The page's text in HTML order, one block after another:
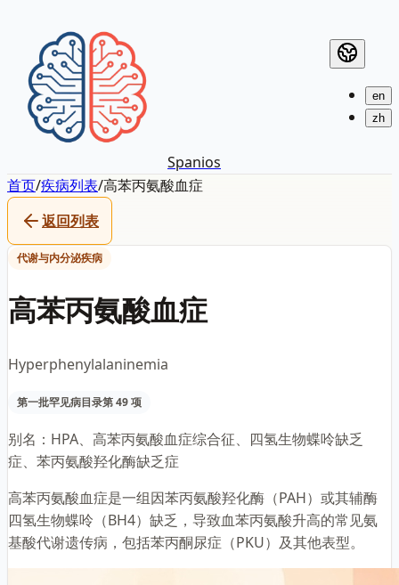
Spanios
en
zh
首页/疾病列表/高苯丙氨酸血症
返回列表
代谢与内分泌疾病
高苯丙氨酸血症
Hyperphenylalaninemia
第一批罕见病目录第 49 项
别名： HPA、高苯丙氨酸血症综合征、四氢生物蝶呤缺乏
症、苯丙氨酸羟化酶缺乏症
高苯丙氨酸血症是一组因苯丙氨酸羟化酶（PAH）或其辅酶
四氢生物蝶呤（BH4）缺乏，导致血苯丙氨酸升高的常见氨
基酸代谢遗传病，包括苯丙酮尿症（PKU）及其他表型。